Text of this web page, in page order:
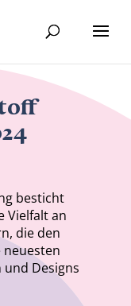
besticht
Vielfalt an
die den
neuesten
und Designs